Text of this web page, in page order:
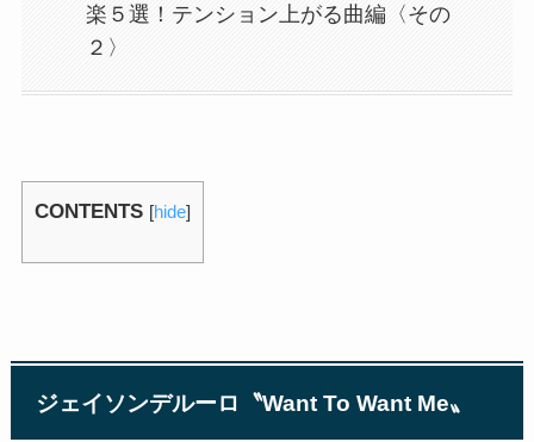
楽５選！テンション上がる曲編〈その
２〉
CONTENTS [hide]
ジェイソンデルーロ〝Want To Want Me〟